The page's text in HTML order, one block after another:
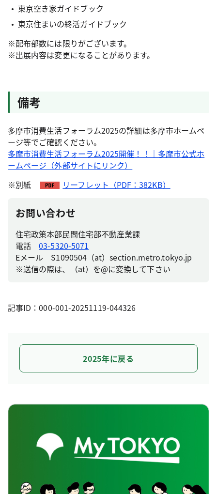
東京空き家ガイドブック
東京住まいの終活ガイドブック
※配布部数には限りがございます。
※出展内容は変更になることがあります。
備考
多摩市消費生活フォーラム2025の詳細は多摩市ホームペ
ージ等でご確認ください。
多摩市消費生活フォーラム2025開催！！｜多摩市公式ホ
ームページ（外部サイトにリンク）
※別紙
リーフレット（PDF：382KB）
お問い合わせ
住宅政策本部民間住宅部不動産業課
電話03-5320-5071
Eメール S1090504（at）section.metro.tokyo.jp
※送信の際は、（at）を@に変換して下さい
記事ID：000-001-20251119-044326
2025年に戻る